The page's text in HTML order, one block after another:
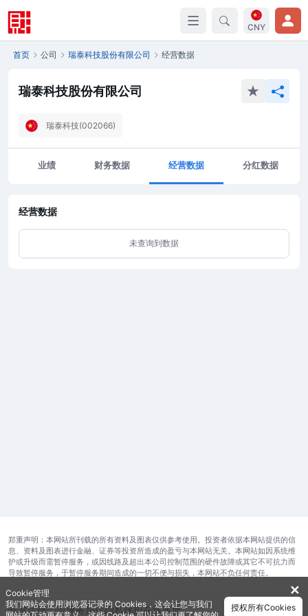
CNY
首页 公司 瑞泰科技股份有限公司 经营数据
瑞泰科技股份有限公司
瑞泰科技(002066)
业绩 财务数据 经营数据 分红数据
经营数据
未查询到数据
郑重声明：本网站所刊载的所有资料及图表仅供参考使用。投资者依据本网站提供的信
息、资料及图表进行金融、证券等投资所造成的盈亏与本网站无关。本网站如因系统维
护或升级而需暂停服务，或因线路及超出本公司控制范围的硬件故障或其它不可抗力而
导致暂停服务，于暂停服务期间造成的一切不便与损失，本网站不负任何责任。
开发运维公司服务协议隐私保护在线客服
✕
Cookie管理
我们网站会使用浏览器记录的 Cookies，这会让您与我们
授权所有Cookies